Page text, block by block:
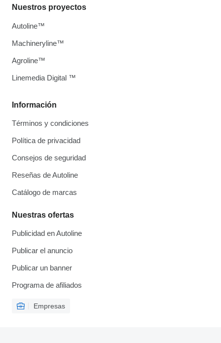
Información
Términos y condiciones
Política de privacidad
Consejos de seguridad
Reseñas de Autoline
Catálogo de marcas
Nuestras ofertas
Publicidad en Autoline
Publicar el anuncio
Publicar un banner
Programa de afiliados
Empresas
Nuestros proyectos
Autoline™
Machineryline™
Agroline™
Linemedia Digital ™